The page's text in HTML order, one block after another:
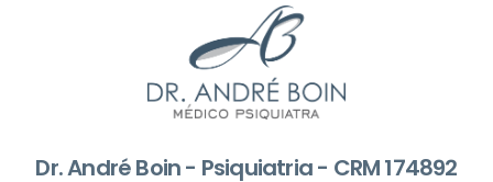
Dr. André Boin - Psiquiatria - CRM 174892